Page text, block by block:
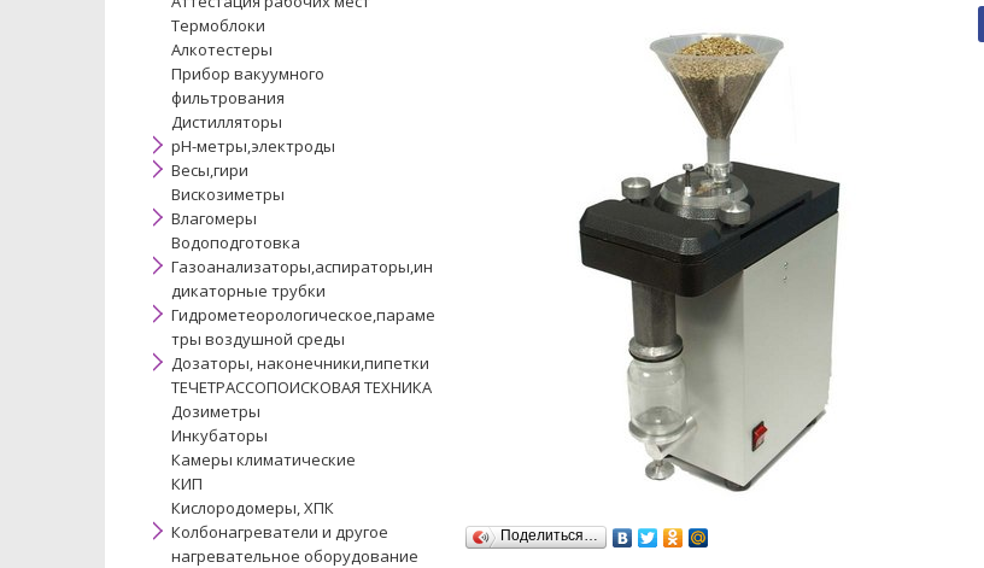
Термоблоки
Алкотестеры
Прибор вакуумного
фильтрования
Дистилляторы
pH-метры,электроды
Весы,гири
Вискозиметры
Влагомеры
Водоподготовка
Газоанализаторы,аспираторы,ин
дикаторные трубки
Гидрометеорологическое,параме
тры воздушной среды
Дозаторы, наконечники,пипетки
ТЕЧЕТРАССОПОИСКОВАЯ ТЕХНИКА
Дозиметры
Инкубаторы
Камеры климатические
КИП
Кислородомеры, ХПК
Колбонагреватели и другое
нагревательное оборудование
Поделиться…